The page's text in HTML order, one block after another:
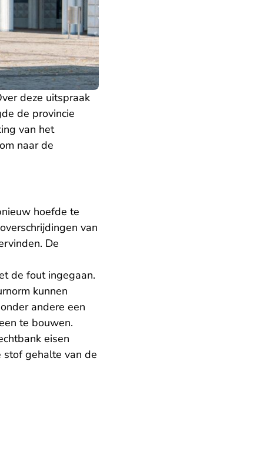
deze uitspraak
de provincie
van het
naar de
hoefde te
van
De
de fout ingegaan.
kunnen
andere een
te bouwen.
eisen
gehalte van de